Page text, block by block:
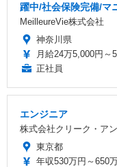
躍中/社会保険完備/マ
MeilleureVie株式会社
神奈川県
月給24万5,000円～
正社員
エンジニア
株式会社クリーク・ア
東京都
年収530万円～650